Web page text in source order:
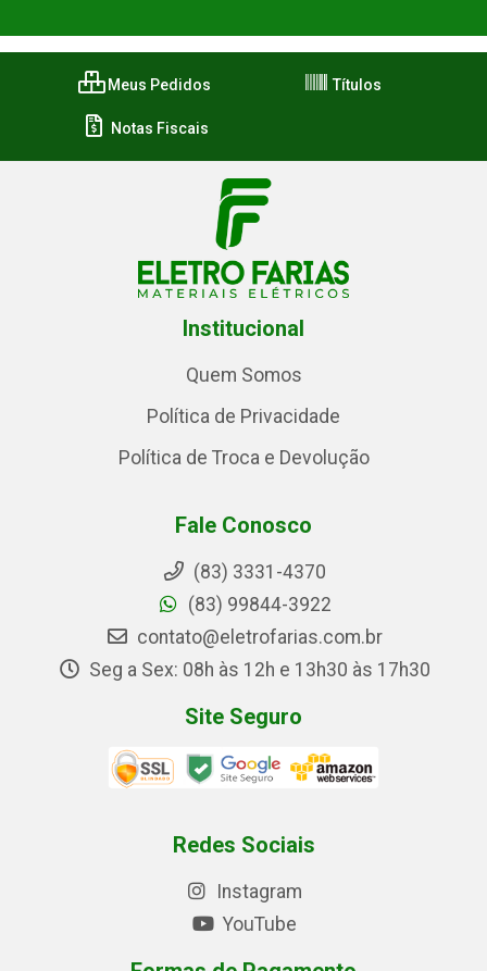
Meus Pedidos Títulos
Notas Fiscais
Institucional
Quem Somos
Política de Privacidade
Política de Troca e Devolução
Fale Conosco
(83) 3331-4370
(83) 99844-3922
contato@eletrofarias.com.br
Seg a Sex: 08h às 12h e 13h30 às 17h30
Site Seguro
Redes Sociais
Instagram
YouTube